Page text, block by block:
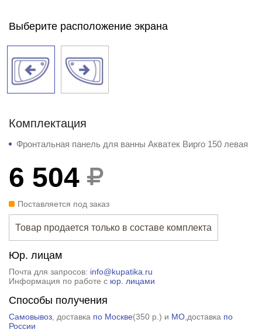
Выберите расположение экрана
Комплектация
Фронтальная панель для ванны Акватек Вирго 150 левая
6 504
Поставляется под заказ
Товар продается только в составе комплекта
Юр. лицам
Почта для запросов: info@kupatika.ru
Информация по работе с юр. лицами
Способы получения
Самовывоз, доставка по Москве(350 р. ) и МО,доставка по
России